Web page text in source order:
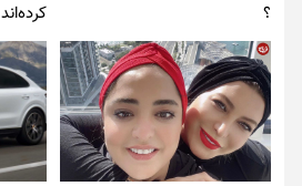
؟
کرده‌اند